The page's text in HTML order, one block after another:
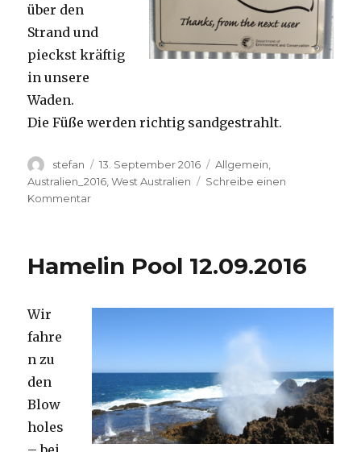
über den
Strand und
pieckst kräftig
in unsere
Waden.
Die Füße werden richtig sandgestrahlt.
Autor
stefan
Veröffentlicht
am
13. September 2016 Kategorien
Allgemein
Australien_2016 ,West Australien
Schreibe einen
Kommentarzu
Hamelin Pool 12.09.2016
Wir
fahre
n zu
den
Blow
holes